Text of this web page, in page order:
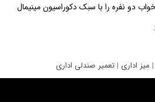
با سبک دکوراسیون مینیمال
تعمیر صندلی اداری